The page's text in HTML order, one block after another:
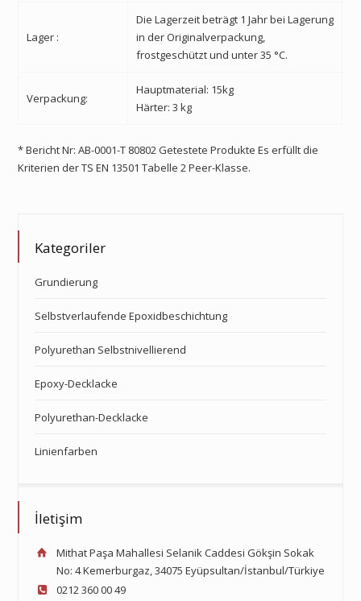
Lager :
Die Lagerzeit beträgt 1 Jahr bei Lagerung
in der Originalverpackung,
frostgeschützt und unter 35 °C.
Verpackung:
Hauptmaterial: 15kg
Härter: 3 kg
* Bericht Nr: AB-0001-T 80802 Getestete Produkte Es erfüllt die
Kriterien der TS EN 13501 Tabelle 2 Peer-Klasse.
Kategoriler
Grundierung
Selbstverlaufende Epoxidbeschichtung
Polyurethan Selbstnivellierend
Epoxy-Decklacke
Polyurethan-Decklacke
Linienfarben
İletişim
Mithat Paşa Mahallesi Selanik Caddesi Gökşin Sokak
No: 4 Kemerburgaz, 34075 Eyüpsultan/İstanbul/Türkiye
0212 360 00 49